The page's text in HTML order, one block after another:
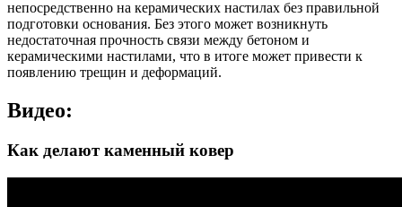
непосредственно на керамических настилах без правильной
подготовки основания. Без этого может возникнуть
недостаточная прочность связи между бетоном и
керамическими настилами, что в итоге может привести к
появлению трещин и деформаций.
Видео:
Как делают каменный ковер